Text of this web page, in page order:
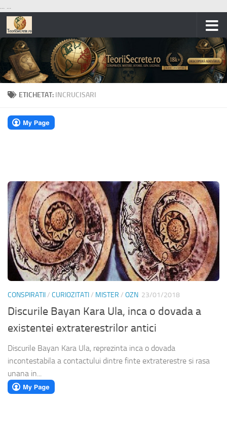
... ...
Skip to content
ETICHETAT: INCRUCISARI
CONSPIRATII/ CURIOZITATI/ MISTER / OZN 23/01/2018
Discurile Bayan Kara Ula, inca o dovada a
existentei extraterestrilor antici
Discurile Bayan Kara Ula, reprezinta inca o dovada
incontestabila a contactului dintre finte extraterestre si rasa
unana in...